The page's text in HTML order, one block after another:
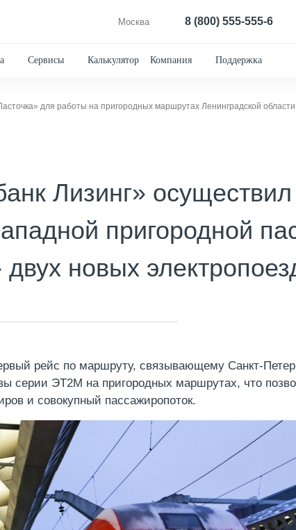
Москва 8 (800) 555-555-6
Сервисы Калькулятор Компания Поддержка
для работы на пригородных маршрутах Ленинградской области
Лизинг»
пригородной
новых
рейс по маршруту, связывающему Санкт-
серии ЭТ2М на пригородных маршрутах, что
и совокупный пассажиропоток.